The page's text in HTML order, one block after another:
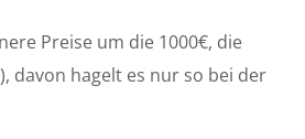
Preise um die 1000€, die
davon hagelt es nur so bei der